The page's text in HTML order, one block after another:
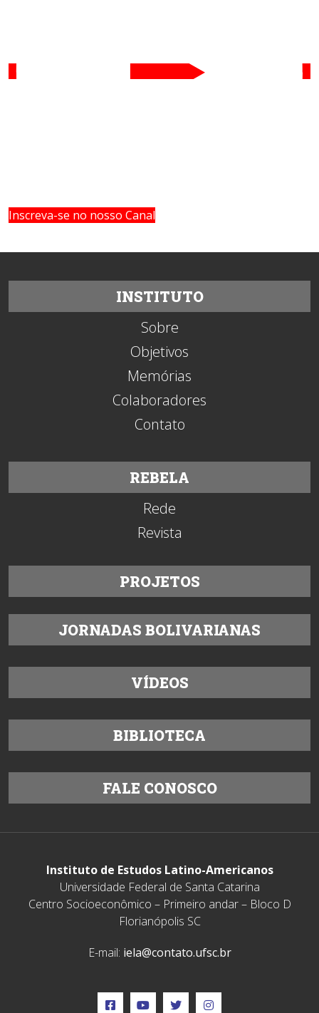
Inscreva-se no nosso Canal
INSTITUTO
Sobre
Objetivos
Memórias
Colaboradores
Contato
REBELA
Rede
Revista
PROJETOS
JORNADAS BOLIVARIANAS
VÍDEOS
BIBLIOTECA
FALE CONOSCO
Instituto de Estudos Latino-Americanos
Universidade Federal de Santa Catarina
Centro Socioeconômico – Primeiro andar – Bloco D
Florianópolis SC
E-mail: iela@contato.ufsc.br